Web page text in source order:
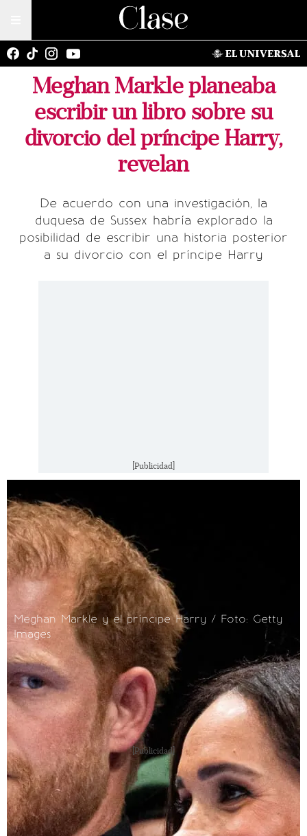
Meghan Markle planeaba
escribir un libro sobre su
divorcio del príncipe Harry,
revelan
De acuerdo con una investigación, la
duquesa de Sussex habría explorado la
posibilidad de escribir una historia posterior
a su divorcio con el príncipe Harry
[Publicidad]
Meghan Markle y el príncipe Harry / Foto: Getty
Images
[Publicidad]